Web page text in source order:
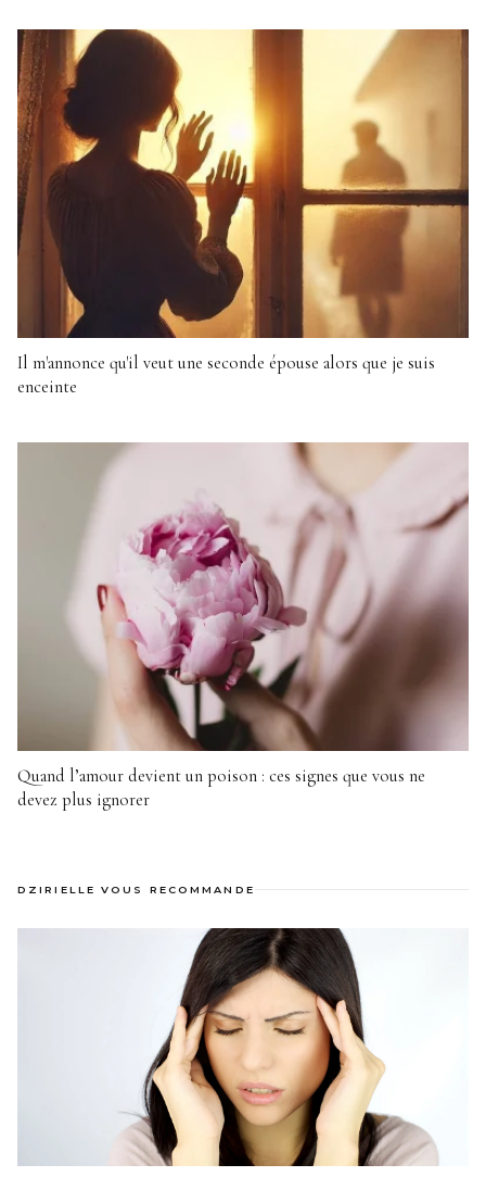
Il m'annonce qu'il veut une seconde épouse alors que je suis
enceinte
Quand l’amour devient un poison : ces signes que vous ne
devez plus ignorer
DZIRIELLE VOUS RECOMMANDE